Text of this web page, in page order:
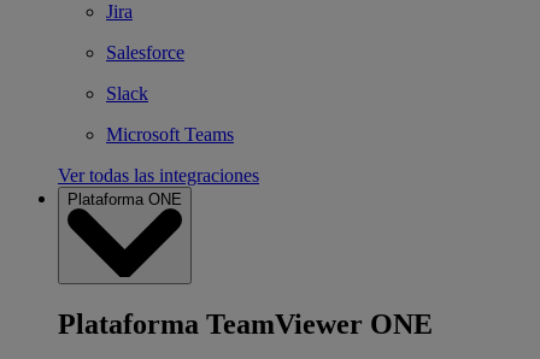
Jira
Salesforce
Slack
Microsoft Teams
Ver todas las integraciones
Plataforma ONE
Plataforma TeamViewer ONE